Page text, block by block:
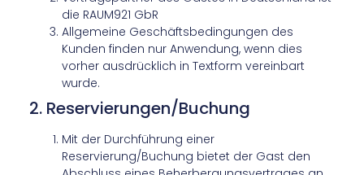
die RAUM921 GbR
Allgemeine Geschäftsbedingungen des
Kunden finden nur Anwendung, wenn dies
vorher ausdrücklich in Textform vereinbart
wurde.
2. Reservierungen/Buchung
Mit der Durchführung einer
Reservierung/Buchung bietet der Gast den